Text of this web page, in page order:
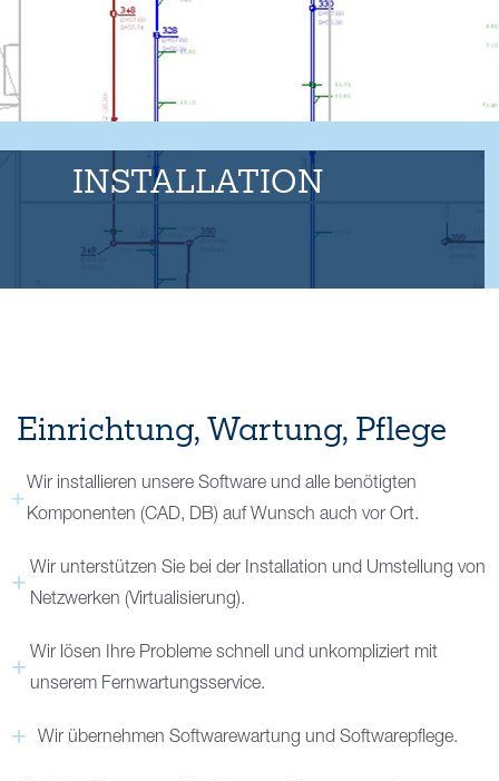
INSTALLATION
Einrichtung, Wartung, Pflege
Wir installieren unsere Software und alle benötigten
Komponenten (CAD, DB) auf Wunsch auch vor Ort.
Wir unterstützen Sie bei der Installation und Umstellung von
Netzwerken (Virtualisierung).
Wir lösen Ihre Probleme schnell und unkompliziert mit
unserem Fernwartungsservice.
Wir übernehmen Softwarewartung und Softwarepflege.